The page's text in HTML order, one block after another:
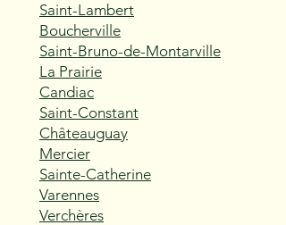
Saint-Lambert
Boucherville
Saint-Bruno-de-Montarville
La Prairie
Candiac
Saint-Constant
Châteauguay
Mercier
Sainte-Catherine
Varennes
Verchères